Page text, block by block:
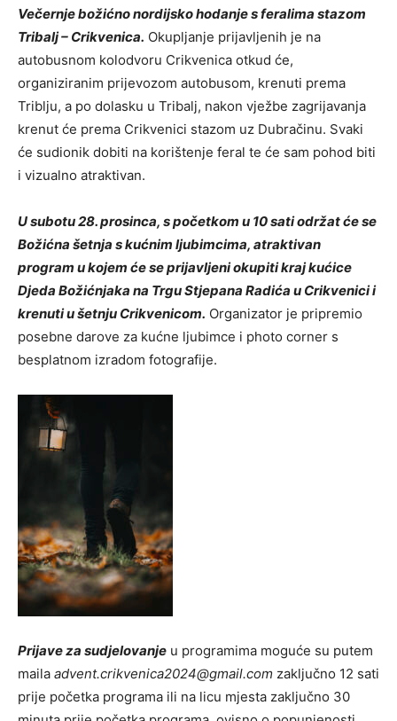
Večernje božićno nordijsko hodanje s feralima stazom
Tribalj – Crikvenica. Okupljanje prijavljenih je na
autobusnom kolodvoru Crikvenica otkud će,
organiziranim prijevozom autobusom, krenuti prema
Triblju, a po dolasku u Tribalj, nakon vježbe zagrijavanja
krenut će prema Crikvenici stazom uz Dubračinu. Svaki
će sudionik dobiti na korištenje feral te će sam pohod biti
i vizualno atraktivan.
U subotu 28. prosinca, s početkom u 10 sati održat će se
Božićna šetnja s kućnim ljubimcima, atraktivan
program u kojem će se prijavljeni okupiti kraj kućice
Djeda Božićnjaka na Trgu Stjepana Radića u Crikvenici i
krenuti u šetnju Crikvenicom. Organizator je pripremio
posebne darove za kućne ljubimce i photo corner s
besplatnom izradom fotografije.
Prijave za sudjelovanje u programima moguće su putem
maila advent.crikvenica2024@gmail.com zaključno 12 sati
prije početka programa ili na licu mjesta zaključno 30